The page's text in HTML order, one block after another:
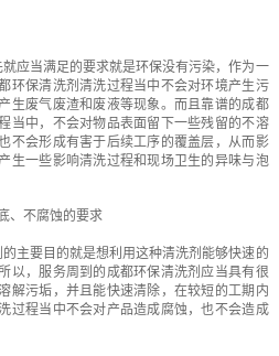
应当满足的要求就是环保没有污染，作为一
环保清洗剂清洗过程当中不会对环境产生污
生废气废渣和废液等现象。而且靠谱的成都
当中，不会对物品表面留下一些残留的不溶
不会形成有害于后续工序的覆盖层，从而影
生一些影响清洗过程和现场卫生的异味与泡
、不腐蚀的要求
主要目的就是想利用这种清洗剂能够快速的
以，服务周到的成都环保清洗剂应当具有很
解污垢，并且能快速清除，在较短的工期内
过程当中不会对产品造成腐蚀，也不会造成